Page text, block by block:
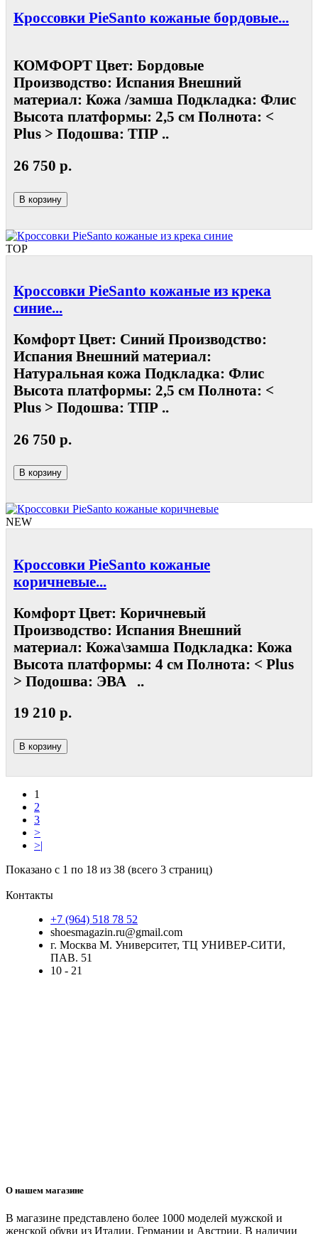
Кроссовки PieSanto кожаные бордовые...
КОМФОРТ Цвет: Бордовые
Производство: Испания Внешний
материал: Кожа /замша Подкладка: Флис
Высота платформы: 2,5 см Полнота: <
Plus > Подошва: ТПР ..
26 750 р.
В корзину
TOP
Кроссовки PieSanto кожаные из крека
синие...
Комфорт Цвет: Синий Производство:
Испания Внешний материал:
Натуральная кожа Подкладка: Флис
Высота платформы: 2,5 см Полнота: <
Plus > Подошва: ТПР ..
26 750 р.
В корзину
NEW
Кроссовки PieSanto кожаные
коричневые...
Комфорт Цвет: Коричневый
Производство: Испания Внешний
материал: Кожа\замша Подкладка: Кожа
Высота платформы: 4 см Полнота: < Plus
> Подошва: ЭВА ..
19 210 р.
В корзину
1
2
3
>
>|
Показано с 1 по 18 из 38 (всего 3 страниц)
Контакты
+7 (964) 518 78 52
shoesmagazin.ru@gmail.com
г. Москва М. Университет, ТЦ УНИВЕР-СИТИ,
ПАВ. 51
10 - 21
О нашем магазине
В магазине представлено более 1000 моделей мужской и
женской обуви из Италии, Германии и Австрии. В наличии